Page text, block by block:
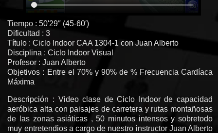
Tiempo : 50'29″ (45-60′)
Dificultad : 3
Título : Ciclo Indoor CAA 1304-1 con Juan Alberto
Disciplina : Ciclo Indoor Visual
Profesor : Juan Alberto
Objetivos : Entre el 70% y 90% de % Frecuencia Cardíaca
Máxima
Descripción : Video clase de Ciclo Indoor de capacidad
aeróbica alta con paisajes de carretera y rutas montañosas
de las zonas asiáticas , 50 minutos intensos y sobretodo
muy entretendios a cargo de nuestro instructor Juan Alberto